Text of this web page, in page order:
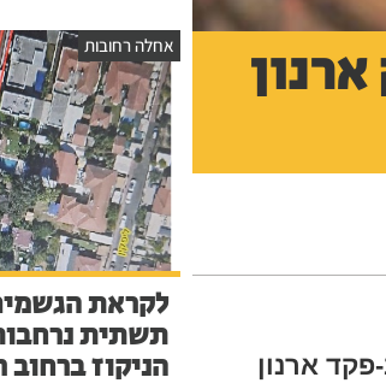
ארנון
אחלה רחובות
לקראת
תשתית
הניקוז ברחוב